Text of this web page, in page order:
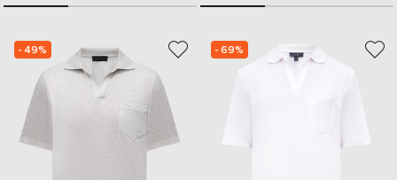
- 49% - 69%